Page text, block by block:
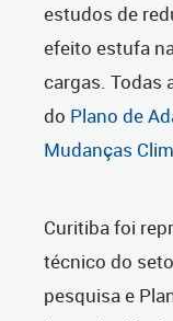
estudos de
efeito estufa
cargas. Todas
do Plano de
Mudanças
Curitiba foi
técnico do
pesquisa e